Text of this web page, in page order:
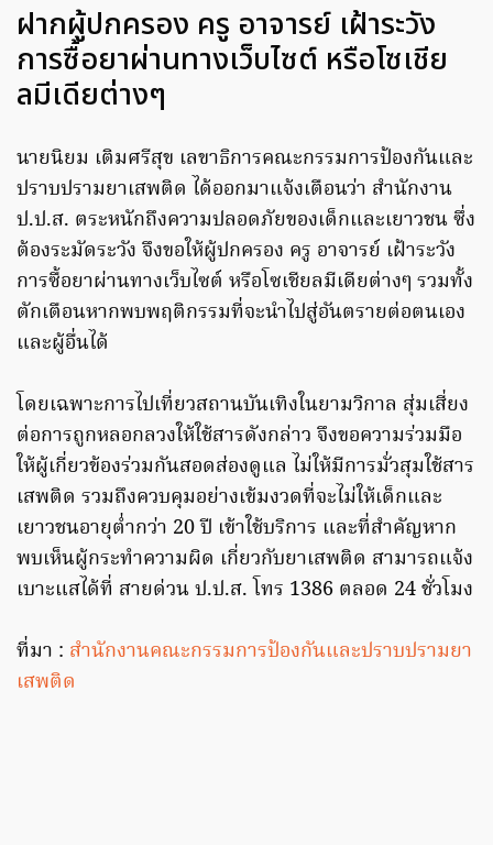
ฝากผู้ปกครอง ครู อาจารย์ เฝ้าระวัง
การซื้อยาผ่านทางเว็บไซต์ หรือโซเชีย
ลมีเดียต่างๆ
นายนิยม เติมศรีสุข เลขาธิการคณะกรรมการป้องกันและ
ปราบปรามยาเสพติด ได้ออกมาแจ้งเตือนว่า สำนักงาน
ป.ป.ส. ตระหนักถึงความปลอดภัยของเด็กและเยาวชน ซึ่ง
ต้องระมัดระวัง จึงขอให้ผู้ปกครอง ครู อาจารย์ เฝ้าระวัง
การซื้อยาผ่านทางเว็บไซต์ หรือโซเชียลมีเดียต่างๆ รวมทั้ง
ตักเตือนหากพบพฤติกรรมที่จะนำไปสู่อันตรายต่อตนเอง
และผู้อื่นได้
โดยเฉพาะการไปเที่ยวสถานบันเทิงในยามวิกาล สุ่มเสี่ยง
ต่อการถูกหลอกลวงให้ใช้สารดังกล่าว จึงขอความร่วมมือ
ให้ผู้เกี่ยวข้องร่วมกันสอดส่องดูแล ไม่ให้มีการมั่วสุมใช้สาร
เสพติด รวมถึงควบคุมอย่างเข้มงวดที่จะไม่ให้เด็กและ
เยาวชนอายุต่ำกว่า 20 ปี เข้าใช้บริการ และที่สำคัญหาก
พบเห็นผู้กระทำความผิด เกี่ยวกับยาเสพติด สามารถแจ้ง
เบาะแสได้ที่ สายด่วน ป.ป.ส. โทร 1386 ตลอด 24 ชั่วโมง
ที่มา : สำนักงานคณะกรรมการป้องกันและปราบปรามยา
เสพติด